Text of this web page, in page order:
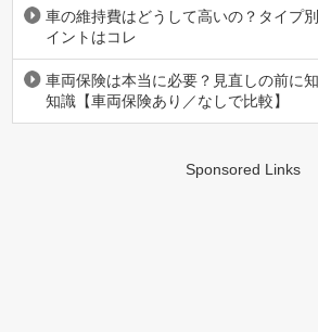
車の維持費はどうして高いの？タイプ
イントはコレ
車両保険は本当に必要？見直しの前に
知識【車両保険あり／なしで比較】
Sponsored Links